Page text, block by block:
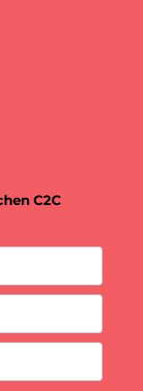
C2C